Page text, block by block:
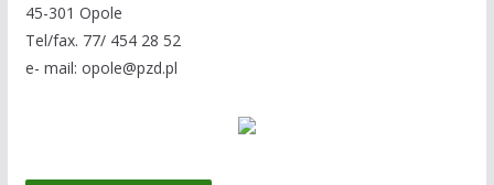
45-301 Opole
Tel/fax. 77/ 454 28 52
e- mail: opole@pzd.pl